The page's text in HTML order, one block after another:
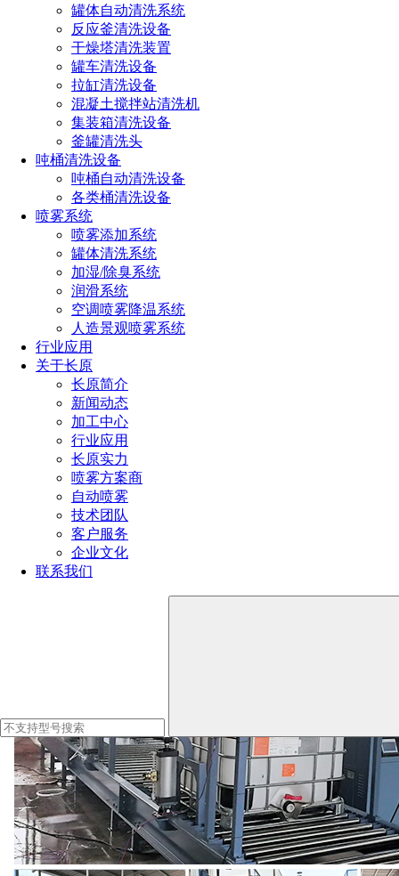
罐体自动清洗系统
反应釜清洗设备
干燥塔清洗装置
罐车清洗设备
拉缸清洗设备
混凝土搅拌站清洗机
集装箱清洗设备
釜罐清洗头
吨桶清洗设备
吨桶自动清洗设备
各类桶清洗设备
喷雾系统
喷雾添加系统
罐体清洗系统
加湿/除臭系统
润滑系统
空调喷雾降温系统
人造景观喷雾系统
行业应用
关于长原
长原简介
新闻动态
加工中心
行业应用
长原实力
喷雾方案商
自动喷雾
技术团队
客户服务
企业文化
联系我们
采用水为介质的清洗方式，安全环保，无腐蚀、无损伤。同
时，烘干系统采用热风循环技术，节能高效。
清洗与烘干流程
1、自动上料装置将1000L锂盐桶送至指定位置，并进行精准
定位。
2、使用清洗剂和水对锂盐桶的外壁进行清洗，去除油污和杂
质。
3、采用超高压三维洗罐器对锂盐桶的内壁进行全方位清洗，
确保无残留。
4、使用清水对锂盐桶进行多次冲洗，确保清洗干净。
5、将清洗后的锂盐桶内的水排出，准备进入烘干阶段。
6、启动烘干系统，利用热风循环技术将热空气吹入锂盐桶内
部，去除水分。
7、烘干过程中产生的灰尘和异味通过除尘系统进行过滤和排
8、当锂盐桶内部的水分达到设定值时，烘干系统自动停止工